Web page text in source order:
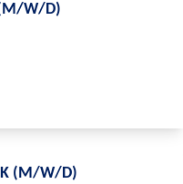
(M/W/D)
(M/W/D)